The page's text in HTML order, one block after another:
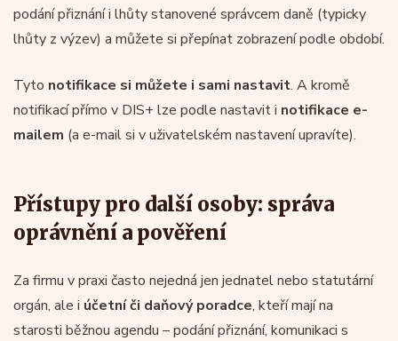
podání přiznání i lhůty stanovené správcem daně (typicky
lhůty z výzev) a můžete si přepínat zobrazení podle období.
Tyto notifikace si můžete i sami nastavit. A kromě
notifikací přímo v DIS+ lze podle nastavit i notifikace e-
mailem (a e-mail si v uživatelském nastavení upravíte).
Přístupy pro další osoby: správa
oprávnění a pověření
Za firmu v praxi často nejedná jen jednatel nebo statutární
orgán, ale i účetní či daňový poradce, kteří mají na
starosti běžnou agendu – podání přiznání, komunikaci s